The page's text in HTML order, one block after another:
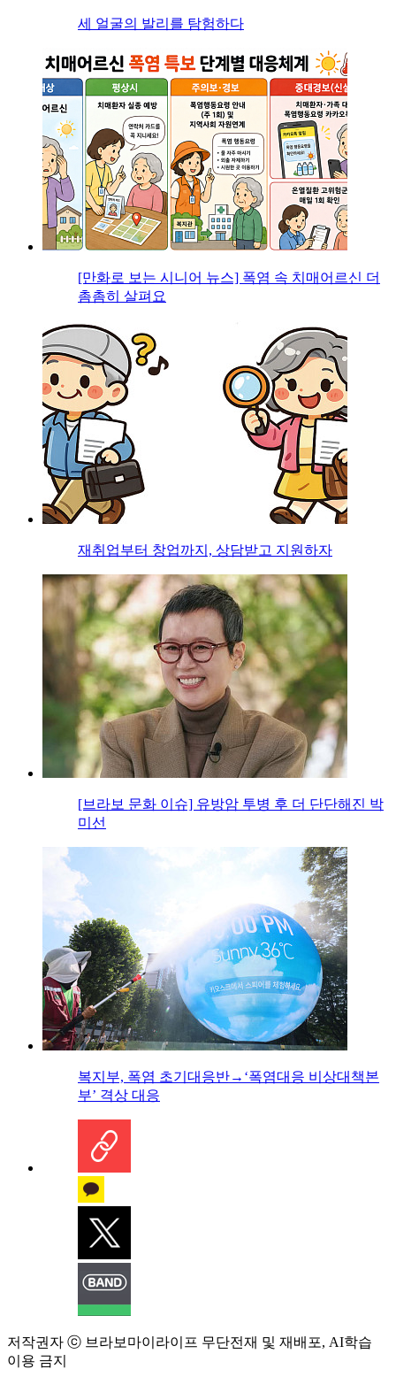
세 얼굴의 발리를 탐험하다
[만화로 보는 시니어 뉴스] 폭염 속 치매어르신 더
촘촘히 살펴요
재취업부터 창업까지, 상담받고 지원하자
[브라보 문화 이슈] 유방암 투병 후 더 단단해진 박
미선
복지부, 폭염 초기대응반→‘폭염대응 비상대책본
부’ 격상 대응
저작권자 ⓒ 브라보마이라이프 무단전재 및 재배포, AI학습
이용 금지